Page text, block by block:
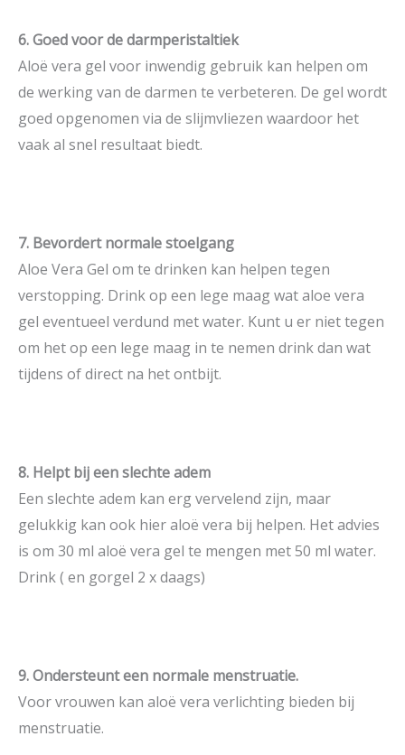
6. Goed voor de darmperistaltiek
Aloë vera gel voor inwendig gebruik kan helpen om
de werking van de darmen te verbeteren. De gel wordt
goed opgenomen via de slijmvliezen waardoor het
vaak al snel resultaat biedt.
7. Bevordert normale stoelgang
Aloe Vera Gel om te drinken kan helpen tegen
verstopping. Drink op een lege maag wat aloe vera
gel eventueel verdund met water. Kunt u er niet tegen
om het op een lege maag in te nemen drink dan wat
tijdens of direct na het ontbijt.
8. Helpt bij een slechte adem
Een slechte adem kan erg vervelend zijn, maar
gelukkig kan ook hier aloë vera bij helpen. Het advies
is om 30 ml aloë vera gel te mengen met 50 ml water.
Drink ( en gorgel 2 x daags)
9. Ondersteunt een normale menstruatie.
Voor vrouwen kan aloë vera verlichting bieden bij
menstruatie.